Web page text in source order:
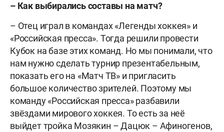
– Как выбирались составы на матч?
– Отец играл в командах «Легенды хоккея» и
«Российская пресса». Тогда решили провести
Кубок на базе этих команд. Но мы понимали, что
нам нужно сделать турнир презентабельным,
показать его на «Матч ТВ» и пригласить
большое количество зрителей. Поэтому мы
команду «Российская пресса» разбавили
звёздами мирового хоккея. То есть за неё
выйдет тройка Мозякин – Дацюк – Афиногенов,